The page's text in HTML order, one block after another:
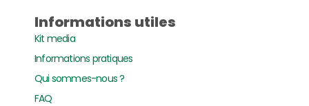
Informations utiles
Kit media
Informations pratiques
Qui sommes-nous ?
FAQ